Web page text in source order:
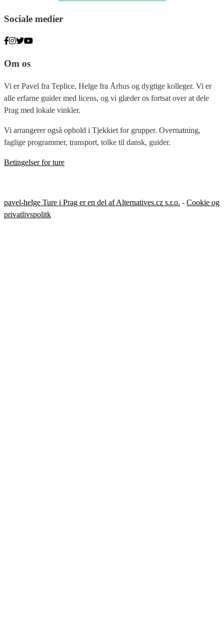
Sociale medier
Om os
Vi er Pavel fra Teplice, Helge fra Århus og dygtige kolleger. Vi er
alle erfarne guider med licens, og vi glæder os fortsat over at dele
Prag med lokale vinkler.
Vi arrangerer også ophold i Tjekkiet for grupper. Overnatning,
faglige programmer, transport, tolke til dansk, guider.
Betingelser for ture
pavel-helge Ture i Prag er en del af Alternatives.cz s.r.o. - Cookie og
privatlivspolitk